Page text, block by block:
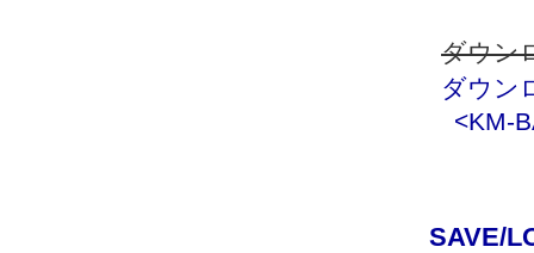
ダウン
ダウン
<KM-
SAVE/